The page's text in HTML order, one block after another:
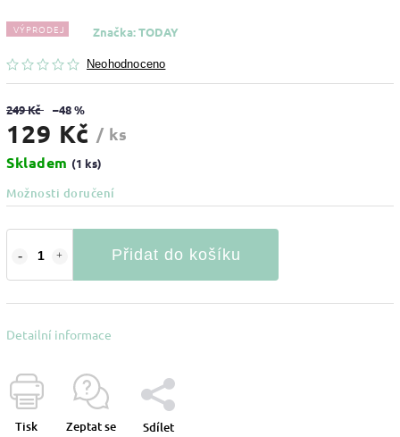
VÝPRODEJ
Neohodnoceno
Značka:TODAY
249 Kč –48 %
129 Kč / ks
Skladem (1 ks)
Možnosti doručení
Přidat do košíku
Detailní informace
Tisk Zeptat se Sdílet